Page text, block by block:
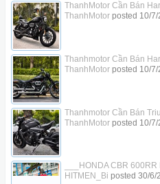
ThanhMotor Cần Bán
ThanhMotorposted 10/7/
Thanhmotor Cần Bán
ThanhMotorposted 10/7/
Thanhmotor Cần Bán
ThanhMotorposted 10/7/
___HONDA CBR 600RR
HITMEN_Bi posted 30/6/